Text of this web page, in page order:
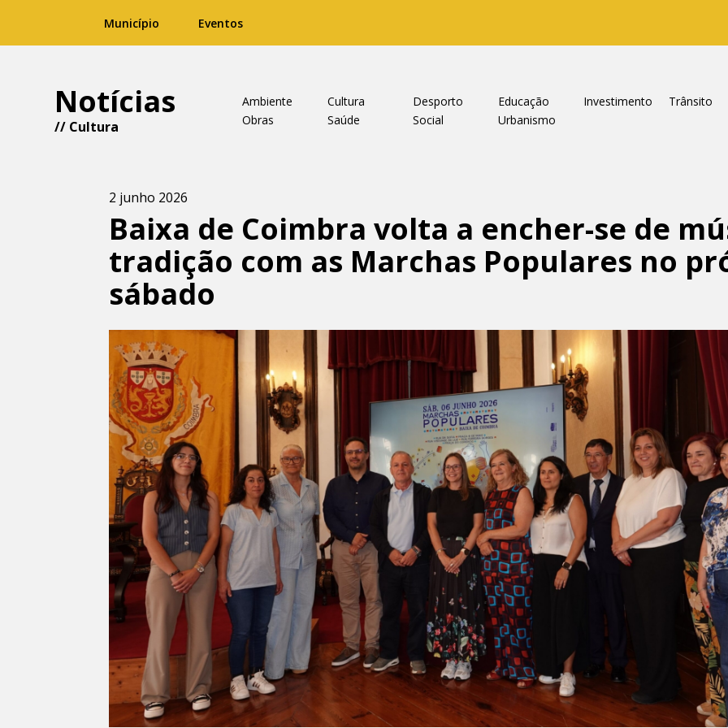
Município Eventos
Notícias
// Cultura
Ambiente Cultura Desporto Educação Investimento
Trânsito
Obras
Saúde Social Urbanismo
2 junho 2026
Baixa de Coimbra volta a encher-se de
tradição com as Marchas Populares no
sábado